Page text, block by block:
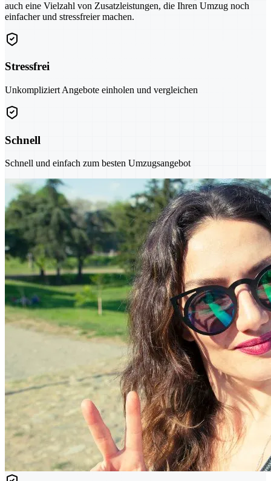
auch eine Vielzahl von Zusatzleistungen, die Ihren Umzug noch
einfacher und stressfreier machen.
Stressfrei
Unkompliziert Angebote einholen und vergleichen
Schnell
Schnell und einfach zum besten Umzugsangebot